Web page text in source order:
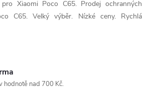
Xiaomi Poco C65. Prodej ochranných
C65. Velký výběr. Nízké ceny. Rychlá
hodnotě nad 700 Kč.